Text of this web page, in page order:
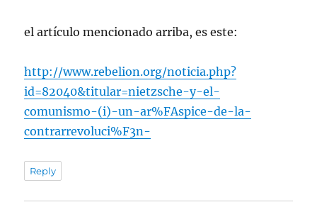
el artículo mencionado arriba, es este:
http://www.rebelion.org/noticia.php?
id=82040&titular=nietzsche-y-el-
comunismo-(i)-un-ar%FAspice-de-la-
contrarrevoluci%F3n-
Reply